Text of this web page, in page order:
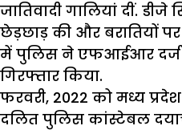
जातिवादी गालियां दीं.
छेड़छाड़ की और बरातियों
में पुलिस ने एफआईआर दर्ज
गिरफ्तार किया.
फरवरी, 2022 को मध्य
दलित पुलिस कांस्टेबल